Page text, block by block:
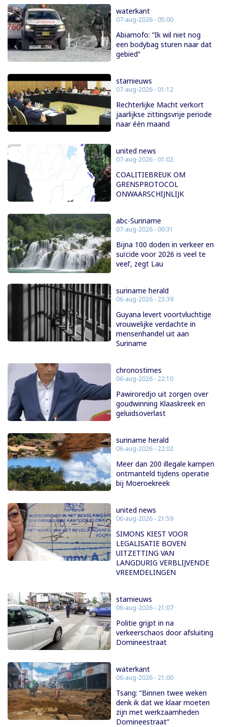
waterkant
07-aug-2026 - 05:00
Abiamofo: “Ik wil niet nog
een bodybag sturen naar dat
gebied”
starnieuws
07-aug-2026 - 01:12
Rechterlijke Macht verkort
jaarlijkse zittingsvrije periode
naar één maand
united news
07-aug-2026 - 01:02
COALITIEBREUK OM
GRENSPROTOCOL
ONWAARSCHIJNLIJK
abc-Suriname
07-aug-2026 - 00:31
Bijna 100 doden in verkeer en
suïcide voor 2026 is veel te
veel’, zegt Lau
suriname herald
06-aug-2026 - 23:39
Guyana levert voortvluchtige
vrouwelijke verdachte in
mensenhandel uit aan
Suriname
chronostimes
06-aug-2026 - 22:10
Pawiroredjo uit zorgen over
goudwinning Klaaskreek en
geluidsoverlast
suriname herald
06-aug-2026 - 22:02
Meer dan 200 illegale kampen
ontmanteld tijdens operatie
bij Moeroekreek
united news
06-aug-2026 - 21:59
SIMONS KIEST VOOR
LEGALISATIE BOVEN
UITZETTING VAN
LANGDURIG VERBLIJVENDE
VREEMDELINGEN
starnieuws
06-aug-2026 - 21:07
Politie grijpt in na
verkeerschaos door afsluiting
Domineestraat
waterkant
06-aug-2026 - 21:00
Tsang: “Binnen twee weken
denk ik dat we klaar moeten
zijn met werkzaamheden
Domineestraat”